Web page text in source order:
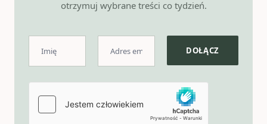
otrzymuj wybrane treści co tydzień.